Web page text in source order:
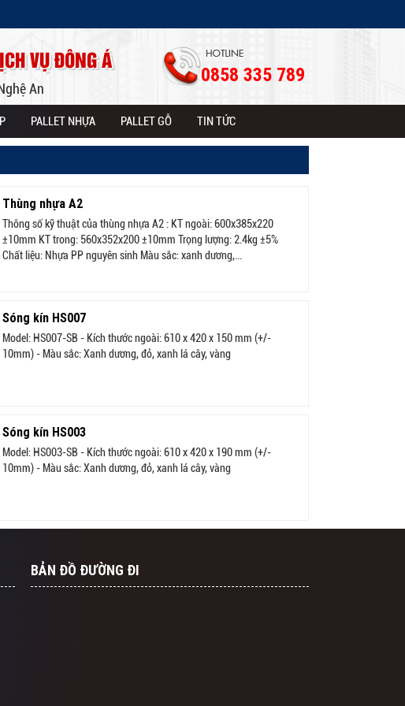
VỤ ĐÔNG Á
An
0858 335 789
PALLET NHỰA PALLET GỖ TIN TỨC
Thùng nhựa A2
Thông số kỹ thuật của thùng nhựa A2 : KT ngoài: 600x385x220
±10mm KT trong: 560x352x200 ±10mm Trọng lượng: 2.4kg ±5%
Chất liệu: Nhựa PP nguyên sinh Màu sắc: xanh dương,...
Sóng kín HS007
Model: HS007-SB - Kích thước ngoài: 610 x 420 x 150 mm (+/-
10mm) - Màu sắc: Xanh dương, đỏ, xanh lá cây, vàng
Sóng kín HS003
Model: HS003-SB - Kích thước ngoài: 610 x 420 x 190 mm (+/-
10mm) - Màu sắc: Xanh dương, đỏ, xanh lá cây, vàng
BẢN ĐỒ ĐƯỜNG ĐI